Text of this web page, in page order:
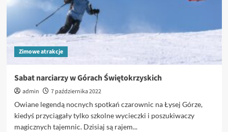
Zimowe atrakcje
Sabat narciarzy w Górach Świętokrzyskich
admin
7 października 2022
Owiane legendą nocnych spotkań czarownic na Łysej Górze,
kiedyś przyciągały tylko szkolne wycieczki i poszukiwaczy
magicznych tajemnic. Dzisiaj są rajem...